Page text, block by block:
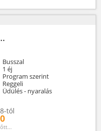
Busszal
1 éj
Program szerint
Reggeli
Üdülés - nyaralás
tól